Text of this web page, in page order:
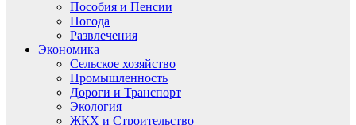
Пособия и Пенсии
Погода
Развлечения
Экономика
Сельское хозяйство
Промышленность
Дороги и Транспорт
Экология
ЖКХ и Строительство